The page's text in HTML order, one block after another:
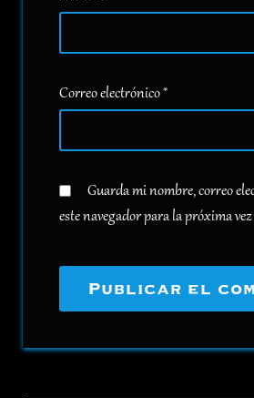
Correo electrónico*
Guarda mi nombre, correo
este navegador para la próxima